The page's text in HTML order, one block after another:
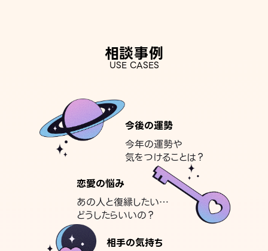
相談事例
USE CASES
今後の運勢
今年の運勢や
気をつけることは？
恋愛の悩み
あの人と復縁したい…
どうしたらいいの？
相手の気持ち